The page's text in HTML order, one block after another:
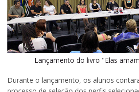
Lançamento do livro "Elas
Durante o lançamento, os alunos